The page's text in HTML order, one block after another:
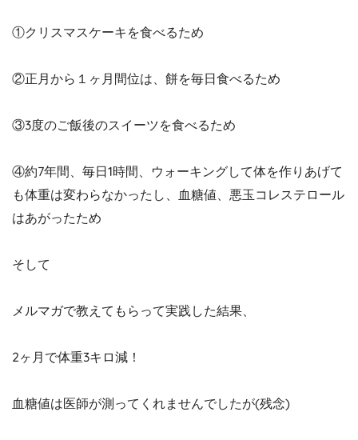
①クリスマスケーキを食べるため
②正月から１ヶ月間位は、餅を毎日食べるため
③3度のご飯後のスイーツを食べるため
④約7年間、毎日1時間、ウォーキングして体を作りあげて
も体重は変わらなかったし、血糖値、悪玉コレステロール
はあがったため
そして
メルマガで教えてもらって実践した結果、
2ヶ月で体重3キロ減！
血糖値は医師が測ってくれませんでしたが(残念)